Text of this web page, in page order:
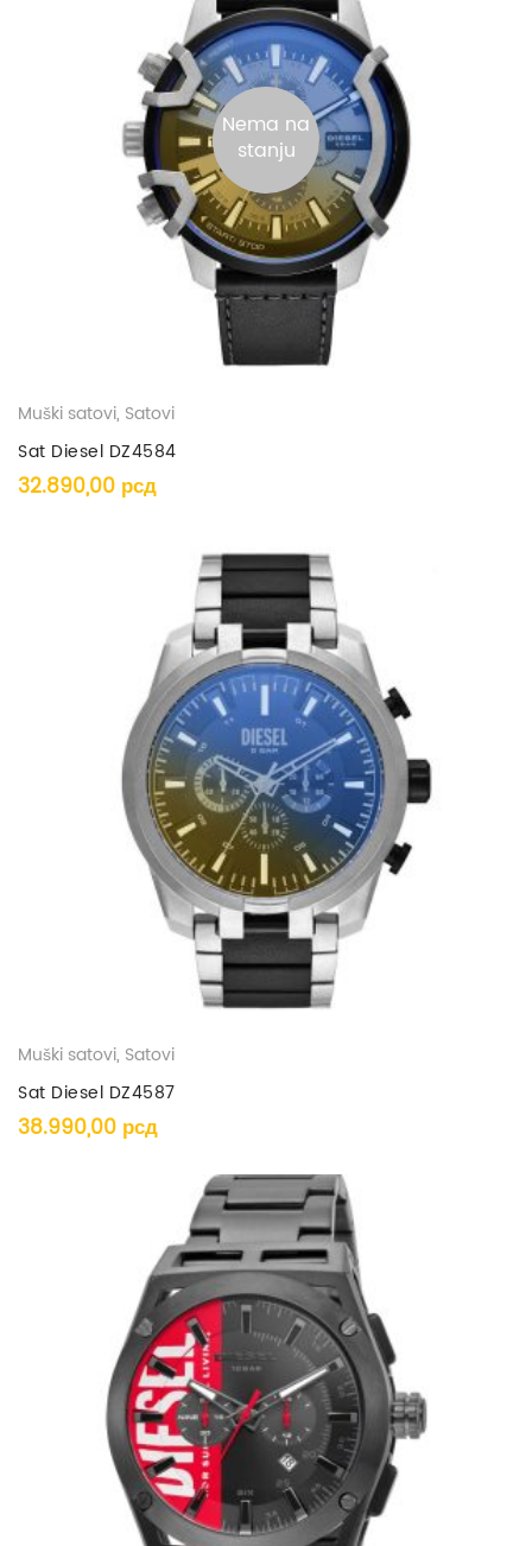
Nema na
stanju
Muški satovi, Satovi
Sat Diesel DZ4584
32.890,00 рсд
Muški satovi, Satovi
Sat Diesel DZ4587
38.990,00 рсд